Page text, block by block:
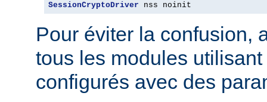
SessionCryptoDriver nss noinit
Pour éviter la confusion,
tous les modules
configurés avec des